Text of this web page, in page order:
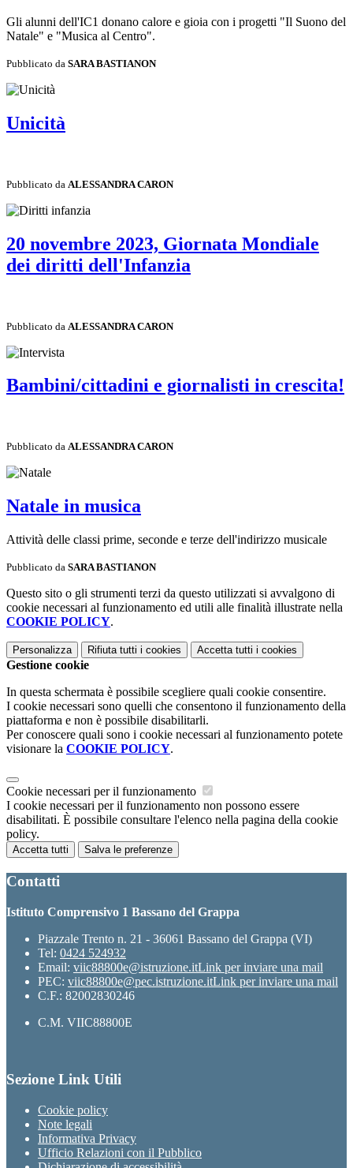
Gli alunni dell'IC1 donano calore e gioia con i progetti "Il Suono del
Natale" e "Musica al Centro".
Pubblicato da SARA BASTIANON
Unicità
Pubblicato da ALESSANDRA CARON
20 novembre 2023, Giornata Mondiale
dei diritti dell'Infanzia
Pubblicato da ALESSANDRA CARON
Bambini/cittadini e giornalisti in crescita!
Pubblicato da ALESSANDRA CARON
Natale in musica
Attività delle classi prime, seconde e terze dell'indirizzo musicale
Pubblicato da SARA BASTIANON
Questo sito o gli strumenti terzi da questo utilizzati si avvalgono di
cookie necessari al funzionamento ed utili alle finalità illustrate nella
COOKIE POLICY.
Personalizza Rifiuta tutti i cookies Accetta tutti i cookies
Gestione cookie
In questa schermata è possibile scegliere quali cookie consentire.
I cookie necessari sono quelli che consentono il funzionamento della
piattaforma e non è possibile disabilitarli.
Per conoscere quali sono i cookie necessari al funzionamento potete
visionare la COOKIE POLICY.
Cookie necessari per il funzionamento
I cookie necessari per il funzionamento non possono essere
disabilitati. È possibile consultare l'elenco nella pagina della cookie
policy.
Accetta tutti Salva le preferenze
Contatti
Istituto Comprensivo 1 Bassano del Grappa
Piazzale Trento n. 21 - 36061 Bassano del Grappa (VI)
Tel: 0424 524932
Email: viic88800e@istruzione.itLink per inviare una mail
PEC: viic88800e@pec.istruzione.itLink per inviare una mail
C.F.: 82002830246
C.M. VIIC88800E
Sezione Link Utili
Cookie policy
Note legali
Informativa Privacy
Ufficio Relazioni con il Pubblico